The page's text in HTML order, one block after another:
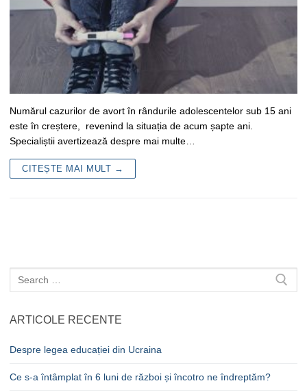
Numărul cazurilor de avort în rândurile adolescentelor sub 15 ani
este în creștere, revenind la situația de acum șapte ani.
Specialiștii avertizează despre mai multe…
CITEȘTE MAI MULT →
Caută
după:
ARTICOLE RECENTE
Despre legea educației din Ucraina
Ce s-a întâmplat în 6 luni de război și încotro ne îndreptăm?